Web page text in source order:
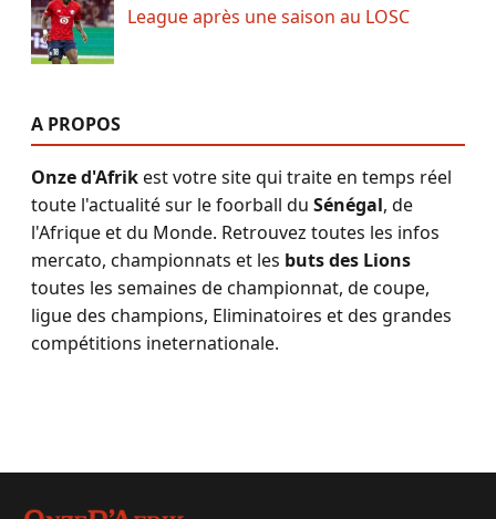
League après une saison au LOSC
A PROPOS
Onze d'Afrikest votre site qui traite en temps réel
toute l'actualité sur le foorball du Sénégal, de
l'Afrique et du Monde. Retrouvez toutes les infos
mercato, championnats et les buts des Lions
toutes les semaines de championnat, de coupe,
ligue des champions, Eliminatoires et des grandes
compétitions ineternationale.